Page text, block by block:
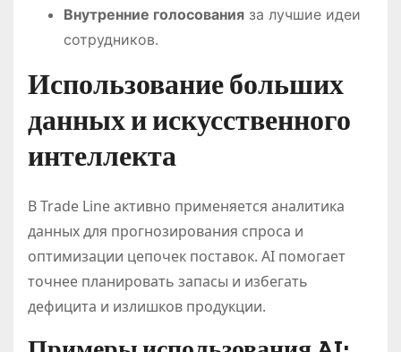
Внутренние голосования за лучшие идеи
сотрудников.
Использование больших
данных и искусственного
интеллекта
В Trade Line активно применяется аналитика
данных для прогнозирования спроса и
оптимизации цепочек поставок. AI помогает
точнее планировать запасы и избегать
дефицита и излишков продукции.